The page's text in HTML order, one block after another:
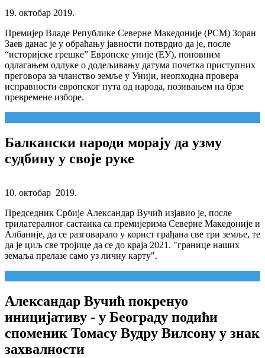
19. октобар 2019.
Премијер Владе Републике Северне Македоније (РСМ) Зоран
Заев данас је у обраћању јавности потврдио да је, после
“историјске грешке” Европске уније (ЕУ), поновним
одлагањем одлуке о додељивању датума почетка приступних
преговора за чланство земље у Унији, неопходна провера
исправности европског пута од народа, позивањем на брзе
превремене изборе.
Балкански народи морају да узму
судбину у своје руке
10. октобар 2019.
Председник Србије Александар Вучић изјавио је, после
трилатералног састанка са премијерима Северне Македоније и
Албаније, да се разговарало у корист грађана све три земље, те
да је циљ све тројице да се до краја 2021. "границе наших
земаља прелазе само уз личну карту".
Александар Вучић покренуо
иницијативу - у Београду подићи
споменик Томасу Вудру Вилсону у знак
захвалности